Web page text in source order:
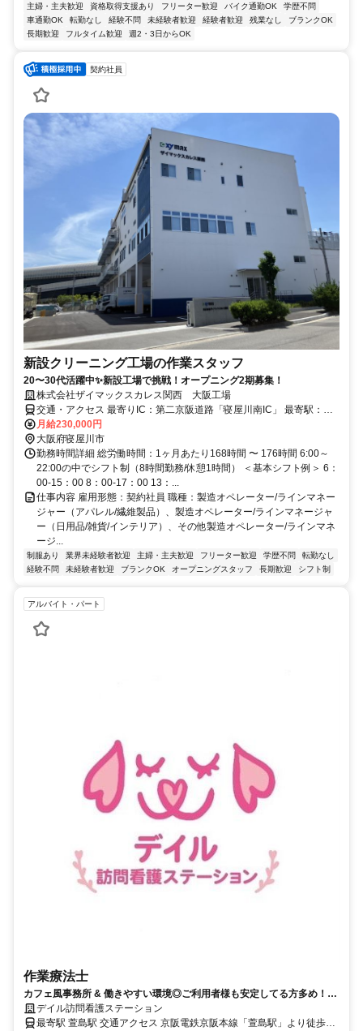
主婦・主夫歓迎
資格取得支援あり フリーター歓迎 バイク通勤OK
学歴不問
車通勤OK
転勤なし 経験不問 未経験者歓迎 経験者歓迎 残業なし
ブランクOK
長期歓迎
フルタイム歓迎 週2・3日からOK
契約社員
新設クリーニング工場の作業スタッフ
20〜30代活躍中✨新設工場で挑戦！オープニング2期募集！
株式会社ザイマックスカレス関西 大阪工場
交通・アクセス 最寄りIC：第二京阪道路「寝屋川南IC」 最寄駅：京
阪電鉄「萱島駅」より徒歩15分。東口（南側）出口を出て、川沿いの
道を東へ約1㎞進むとあります。
月給230,000円
大阪府寝屋川市
勤務時間詳細 総労働時間：1ヶ月あたり168時間 〜 176時間 6:00～
22:00の中でシフト制（8時間勤務/休憩1時間） ＜基本シフト例＞ 6：
00-15：00 8：00-17：00 13：...
仕事内容 雇用形態：契約社員 職種：製造オペレーター/ラインマネー
ジャー（アパレル/繊維製品）、製造オペレーター/ラインマネージャ
ー（日用品/雑貨/インテリア）、その他製造オペレーター/ラインマネ
ージ...
制服あり 業界未経験者歓迎 主婦・主夫歓迎 フリーター歓迎 学歴不問
転勤なし
経験不問
未経験者歓迎 ブランクOK オープニングスタッフ 長期歓迎 シフト制
アルバイト・パート
作業療法士
カフェ風事務所 & 働きやすい環境◎ご利用者様も安定してる方多め！社
用携帯とiPadを1台支給
デイル訪問看護ステーション
最寄駅 萱島駅 交通アクセス 京阪電鉄京阪本線「萱島駅」より徒歩7